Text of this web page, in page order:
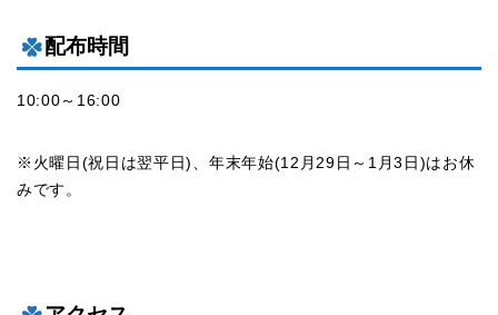
配布時間
10:00～16:00
※火曜日(祝日は翌平日)、年末年始(12月29日～1月3日)はお休
みです。